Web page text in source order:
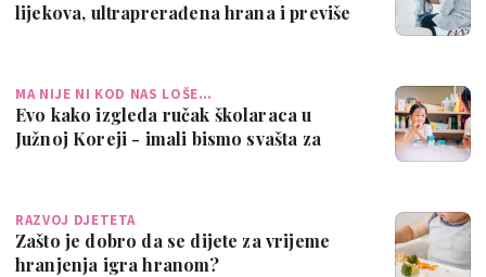
lijekova, ultraprerađena hrana i previše
MA NIJE NI KOD NAS LOŠE…
Evo kako izgleda ručak školaraca u
Južnoj Koreji - imali bismo svašta za
RAZVOJ DJETETA
Zašto je dobro da se dijete za vrijeme
hranjenja igra hranom?